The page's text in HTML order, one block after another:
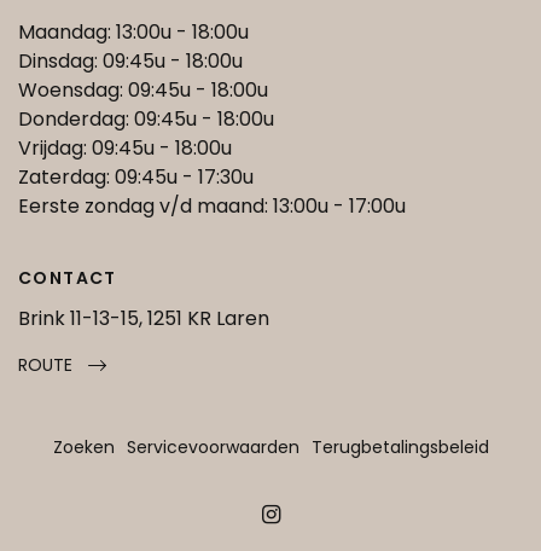
Maandag: 13:00u - 18:00u
Dinsdag: 09:45u - 18:00u
Woensdag: 09:45u - 18:00u
Donderdag: 09:45u - 18:00u
Vrijdag: 09:45u - 18:00u
Zaterdag: 09:45u - 17:30u
Eerste zondag v/d maand: 13:00u - 17:00u
CONTACT
Brink 11-13-15, 1251 KR Laren
ROUTE
Zoeken Servicevoorwaarden Terugbetalingsbeleid